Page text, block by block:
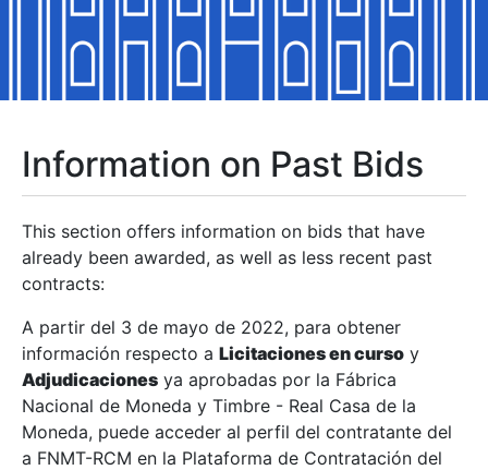
Show/Hide
Show/Hide
Show/Hide
Show/Hide
Show/Hide
Information on Past Bids
This section offers information on bids that have
already been awarded, as well as less recent past
contracts:
A partir del 3 de mayo de 2022, para obtener
información respecto a Licitaciones en curso y
Adjudicaciones ya aprobadas por la Fábrica
Nacional de Moneda y Timbre - Real Casa de la
Moneda, puede acceder al perfil del contratante del
a FNMT-RCM en la Plataforma de Contratación del